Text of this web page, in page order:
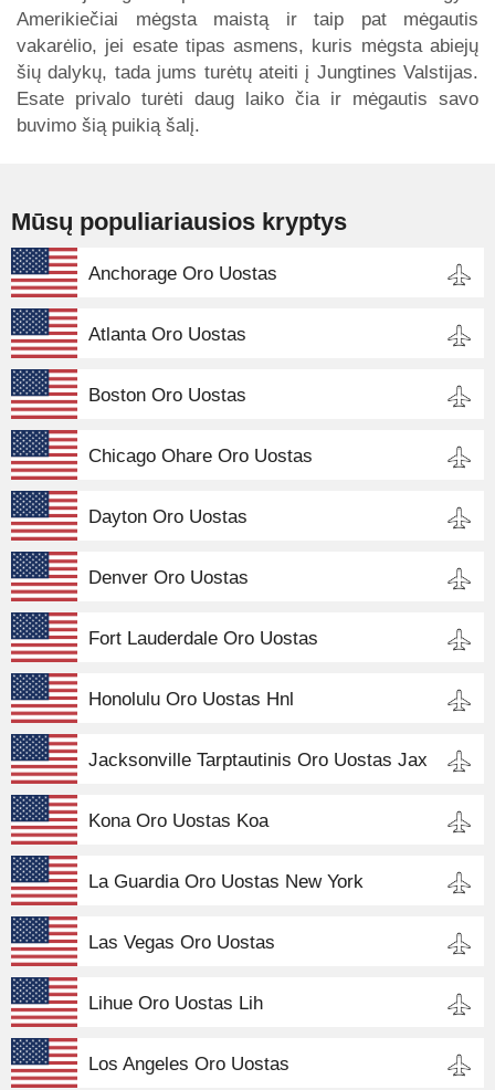
Amerikiečiai mėgsta maistą ir taip pat mėgautis
vakarėlio, jei esate tipas asmens, kuris mėgsta abiejų
šių dalykų, tada jums turėtų ateiti į Jungtines Valstijas.
Esate privalo turėti daug laiko čia ir mėgautis savo
buvimo šią puikią šalį.
Mūsų populiariausios kryptys
Anchorage Oro Uostas
Atlanta Oro Uostas
Boston Oro Uostas
Chicago Ohare Oro Uostas
Dayton Oro Uostas
Denver Oro Uostas
Fort Lauderdale Oro Uostas
Honolulu Oro Uostas Hnl
Jacksonville Tarptautinis Oro Uostas Jax
Kona Oro Uostas Koa
La Guardia Oro Uostas New York
Las Vegas Oro Uostas
Lihue Oro Uostas Lih
Los Angeles Oro Uostas